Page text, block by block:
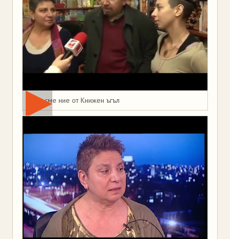
Това сме ние от Книжен ъгъл